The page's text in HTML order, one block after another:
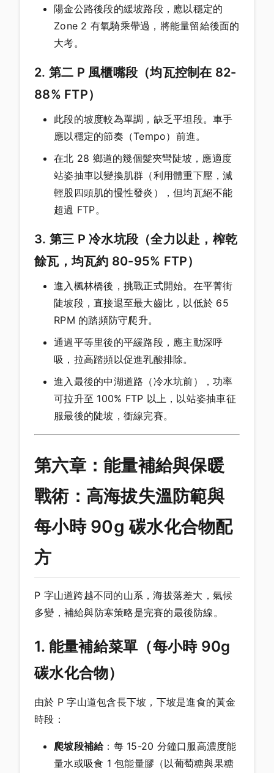
陽金公路後段的緩坡路段，應以穩定的
Zone 2 有氧騎乘帶過，將能量留給後面的
大考。
2. 第二 P 風櫃嘴段（均瓦控制在 82-
88% FTP）
此段的坡度較為單調，缺乏平坦段。車手
應以穩定的節奏（Tempo）前進。
在北 28 鄉道的幾個髮夾彎陡坡，應適度
站姿抽車以變換肌群（利用體重下壓，減
輕股四頭肌的慢性發炎），但均瓦絕不能
超過 FTP。
3. 第三 P 冷水坑段（全力以赴，榨乾
餘瓦，均瓦約 80-95% FTP）
進入楓林橋後，挑戰正式開始。在平菁街
陡坡段，直接退至最大齒比，以低於 65
RPM 的踏頻防守爬升。
通過平等里後的平緩路段，應主動深呼
吸，拉高踏頻以促進乳酸排除。
進入最後的中湖道路（冷水坑前），功率
可拉升至 100% FTP 以上，以站姿抽車征
服最後的陡坡，衝線完賽。
第六章：能量補給與保暖
戰術：高海拔失溫防範與
每小時 90g 碳水化合物配
方
P 字山道跨越不同的山系，海拔落差大，氣候
多變，補給與防寒策略是完賽的最後防線。
1. 能量補給菜單（每小時 90g
碳水化合物）
由於 P 字山道包含長下坡，下坡是進食的黃金
時段：
爬坡段補給：每 15-20 分鐘口服高濃度能
量水或吸食 1 包能量膠（以葡萄糖與果糖